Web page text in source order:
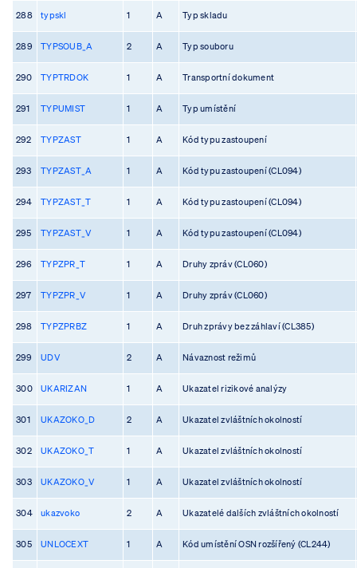
288 typskl 1 A Typ skladu
289 TYPSOUB_A 2 A Typ souboru
290 TYPTRDOK 1 A Transportní dokument
291 TYPUMIST 1 A Typ umístění
292 TYPZAST 1 A Kód typu zastoupení
293 TYPZAST_A 1 A Kód typu zastoupení (CL094)
294 TYPZAST_T 1 A Kód typu zastoupení (CL094)
295 TYPZAST_V 1 A Kód typu zastoupení (CL094)
296 TYPZPR_T 1 A Druhy zpráv (CL060)
297 TYPZPR_V 1 A Druhy zpráv (CL060)
298 TYPZPRBZ 1 A Druh zprávy bez záhlaví (CL385)
299 UDV 2 A Návaznost režimů
300 UKARIZAN 1 A Ukazatel rizikové analýzy
301 UKAZOKO_D 2 A Ukazatel zvláštních okolností
302 UKAZOKO_T 1 A Ukazatel zvláštních okolností
303 UKAZOKO_V 1 A Ukazatel zvláštních okolností
304 ukazvoko 2 A Ukazatelé dalších zvláštních okolností
305 UNLOCEXT 1 A Kód umístění OSN rozšířený (CL244)